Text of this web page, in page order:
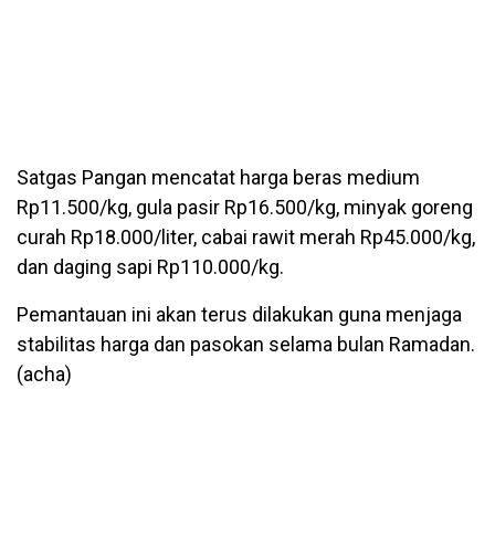
Satgas Pangan mencatat harga beras medium
Rp11.500/kg, gula pasir Rp16.500/kg, minyak goreng
curah Rp18.000/liter, cabai rawit merah Rp45.000/kg,
dan daging sapi Rp110.000/kg.
Pemantauan ini akan terus dilakukan guna menjaga
stabilitas harga dan pasokan selama bulan Ramadan.
(acha)